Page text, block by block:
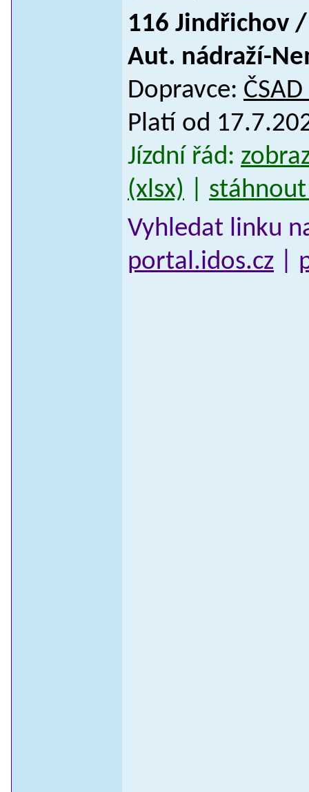
116 Jindřichov /
Aut. nádraží-
Dopravce:
Platí od
Jízdní řád:
(xlsx)
Vyhledat linku
portal.idos.cz